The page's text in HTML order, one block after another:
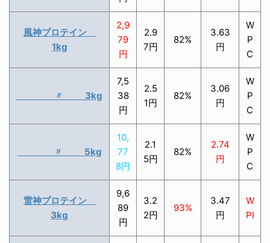
風神プロテイン
1kg
2,9
79
円
2.9
7円
82%
3.63
円
W
P
C
〃 3kg
7,5
38
円
2.5
1円
82%
3.06
円
W
P
C
〃 5kg
10,
77
8円
2.1
5円
82%
2.74
円
W
P
C
雷神プロテイン
3kg
9,6
89
円
3.2
2円
93%
3.47
円
W
PI